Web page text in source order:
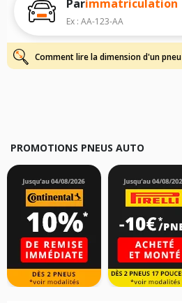
Pour cela, veuillez sélectionner le modèle
Les résultats de votre recherche sont
fortement recommandé de vérifier en
montés sur votre véhicule, sans oublier
vitesse, indispensables pour que votre
Parimmatriculation
Ex : AA-123-AA
Comment lire la dimension d'un pneu
PROMOTIONS PNEUS AUTO